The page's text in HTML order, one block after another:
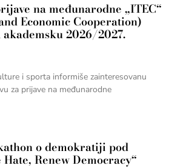
na međunarodne „ITEC“
Economic Cooperation)
2026/2027.
i sporta informiše zainteresovanu
za prijave na međunarodne
o demokratiji pod
Renew Democracy“